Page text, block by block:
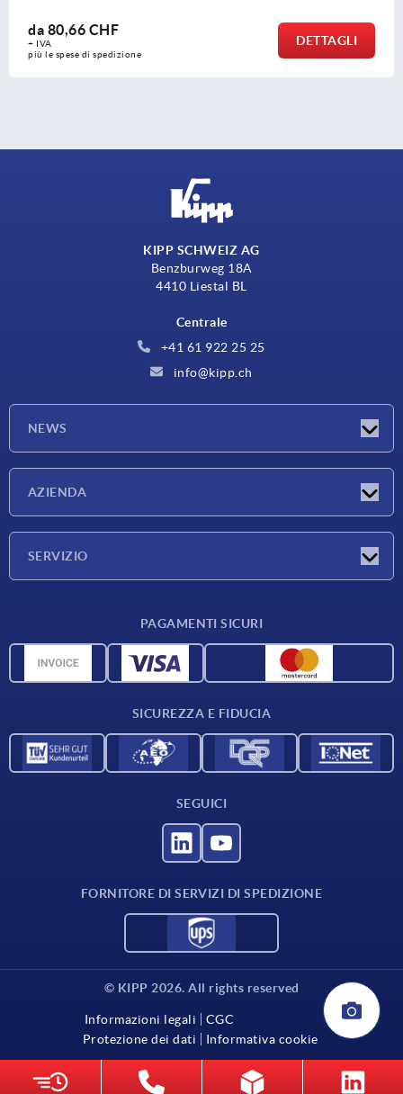
da14,75 CHF
+ IVA
più le spese di spedizione
DETTAGLI
KIPP SCHWEIZ AG
Benzburweg 18A
4410 Liestal BL
Centrale
+41 61 922 25 25
info@kipp.ch
NEWS
AZIENDA
SERVIZIO
Dati CAD
PAGAMENTI SICURI
SICUREZZA E FIDUCIA
SEGUICI
FORNITORE DI SERVIZI DI SPEDIZIONE
© KIPP 2026. All rights reserved
Informazioni legali
CGC
Protezione dei dati
Informativa cookie